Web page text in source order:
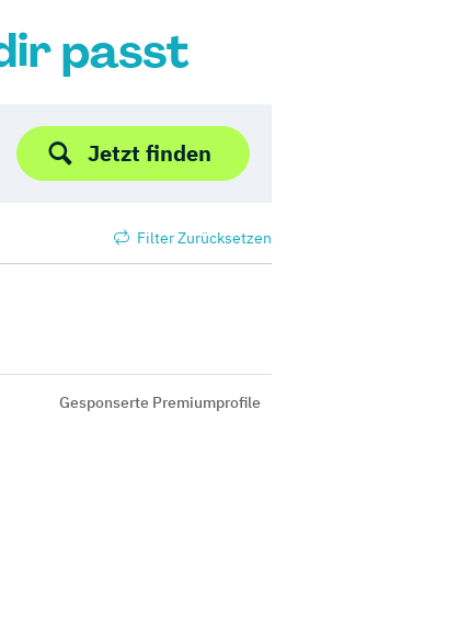
passt
Jetzt finden
Filter Zurücksetzen
Gesponserte Premiumprofile